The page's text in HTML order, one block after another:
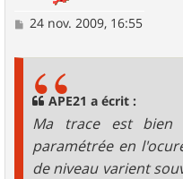
M
24 nov. 2009, 16:55
APE21 a écrit :
Ma trace est
paramétrée en
de niveau varient